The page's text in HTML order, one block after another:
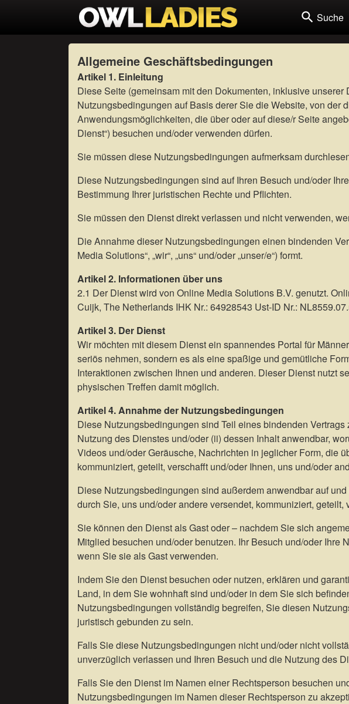
search Suche
Allgemeine Geschäftsbedingungen
Artikel 1. Einleitung
Diese Seite (gemeinsam mit den Dokumenten, inklusive
Nutzungsbedingungen auf Basis derer Sie die Website, von der
Anwendungsmöglichkeiten, die über oder auf diese/r Seite
Dienst“) besuchen und/oder verwenden dürfen.
Sie müssen diese Nutzungsbedingungen aufmerksam
Diese Nutzungsbedingungen sind auf Ihren Besuch und/oder
Bestimmung Ihrer juristischen Rechte und Pflichten.
Sie müssen den Dienst direkt verlassen und nicht verwenden,
Die Annahme dieser Nutzungsbedingungen einen bindenden
Media Solutions“, „wir“, „uns“ und/oder „unser/e“) formt.
Artikel 2. Informationen über uns
2.1 Der Dienst wird von Online Media Solutions B.V. genutzt.
Cuijk, The Netherlands IHK Nr.: 64928543 Ust-ID Nr.:
Artikel 3. Der Dienst
Wir möchten mit diesem Dienst ein spannendes Portal für
seriös nehmen, sondern es als eine spaßige und gemütliche
Interaktionen zwischen Ihnen und anderen. Dieser Dienst nutzt
physischen Treffen damit möglich.
Artikel 4. Annahme der Nutzungsbedingungen
Diese Nutzungsbedingungen sind Teil eines bindenden
Nutzung des Dienstes und/oder (ii) dessen Inhalt anwendbar,
Videos und/oder Geräusche, Nachrichten in jeglicher Form, die
kommuniziert, geteilt, verschafft und/oder Ihnen, uns und/oder
Diese Nutzungsbedingungen sind außerdem anwendbar auf
durch Sie, uns und/oder andere versendet, kommuniziert,
Sie können den Dienst als Gast oder – nachdem Sie sich
Mitglied besuchen und/oder benutzen. Ihr Besuch und/oder
wenn Sie sie als Gast verwenden.
Indem Sie den Dienst besuchen oder nutzen, erklären und
Land, in dem Sie wohnhaft sind und/oder in dem Sie sich
Nutzungsbedingungen vollständig begreifen, Sie diesen
juristisch gebunden zu sein.
Falls Sie diese Nutzungsbedingungen nicht und/oder nicht
unverzüglich verlassen und Ihren Besuch und die Nutzung des
Falls Sie den Dienst im Namen einer Rechtsperson besuchen
Nutzungsbedingungen im Namen dieser Rechtsperson zu